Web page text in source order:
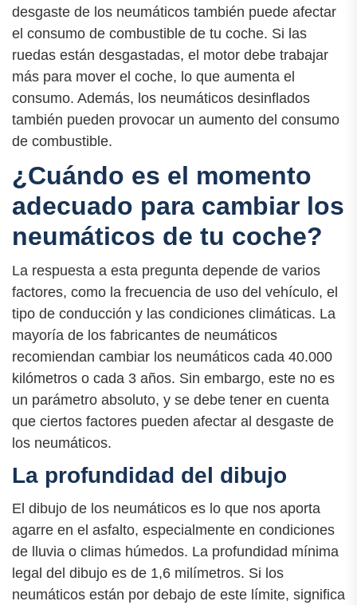
desgaste de los neumáticos también puede afectar
el consumo de combustible de tu coche. Si las
ruedas están desgastadas, el motor debe trabajar
más para mover el coche, lo que aumenta el
consumo. Además, los neumáticos desinflados
también pueden provocar un aumento del consumo
de combustible.
¿Cuándo es el momento
adecuado para cambiar los
neumáticos de tu coche?
La respuesta a esta pregunta depende de varios
factores, como la frecuencia de uso del vehículo, el
tipo de conducción y las condiciones climáticas. La
mayoría de los fabricantes de neumáticos
recomiendan cambiar los neumáticos cada 40.000
kilómetros o cada 3 años. Sin embargo, este no es
un parámetro absoluto, y se debe tener en cuenta
que ciertos factores pueden afectar al desgaste de
los neumáticos.
La profundidad del dibujo
El dibujo de los neumáticos es lo que nos aporta
agarre en el asfalto, especialmente en condiciones
de lluvia o climas húmedos. La profundidad mínima
legal del dibujo es de 1,6 milímetros. Si los
neumáticos están por debajo de este límite, significa